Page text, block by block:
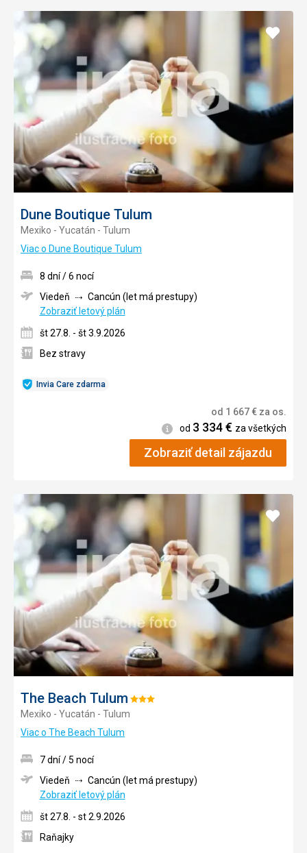
Dune Boutique Tulum
Mexiko - Yucatán - Tulum
Viac o Dune Boutique Tulum
Pridať
Invia Care zdarma
8 dní / 6 nocí
Viedeň
Cancún (let má prestupy)
Zobraziť letový plán
št 27.8. - št 3.9.2026
Bez stravy
od 1 667€ za os.
Informácie
od 3 334€ za všetkých
Zobraziť detail zájazdu
The Beach Tulum Hodnotenie:
Mexiko - Yucatán - Tulum
Viac o The Beach Tulum
Pridať
7 dní / 5 nocí
Viedeň
Cancún (let má prestupy)
Zobraziť letový plán
št 27.8. - st 2.9.2026
Raňajky